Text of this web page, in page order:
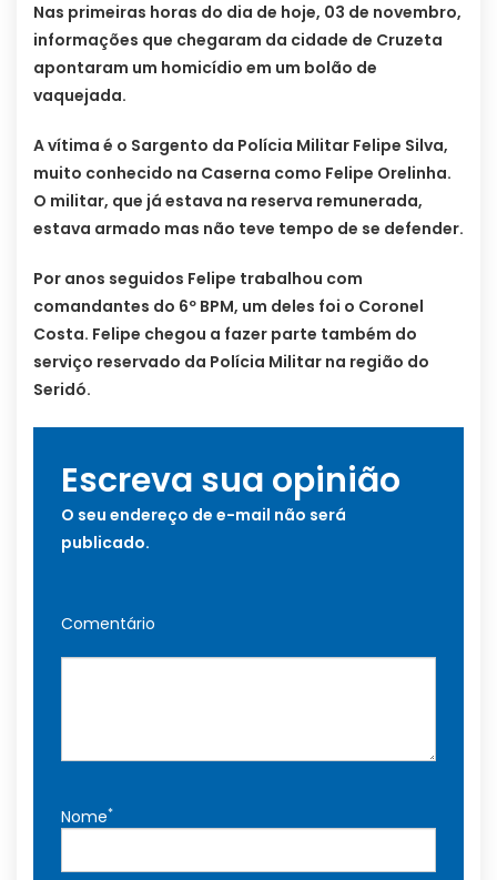
Nas primeiras horas do dia de hoje, 03 de novembro,
informações que chegaram da cidade de Cruzeta
apontaram um homicídio em um bolão de
vaquejada.
A vítima é o Sargento da Polícia Militar Felipe Silva,
muito conhecido na Caserna como Felipe Orelinha.
O militar, que já estava na reserva remunerada,
estava armado mas não teve tempo de se defender.
Por anos seguidos Felipe trabalhou com
comandantes do 6º BPM, um deles foi o Coronel
Costa. Felipe chegou a fazer parte também do
serviço reservado da Polícia Militar na região do
Seridó.
Escreva sua opinião
O seu endereço de e-mail não será
publicado.
Comentário
Nome*